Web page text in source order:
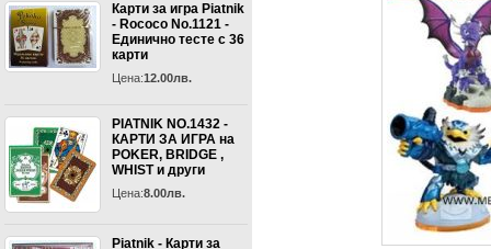
Карти за игра Piatnik
- Rococo No.1121 -
Единично тесте с 36
карти
Цена:12.00лв.
PIATNIK NO.1432 -
КАРТИ ЗА ИГРА на
POKER, BRIDGE ,
WHIST и други
Цена:8.00лв.
Piatnik - Карти за